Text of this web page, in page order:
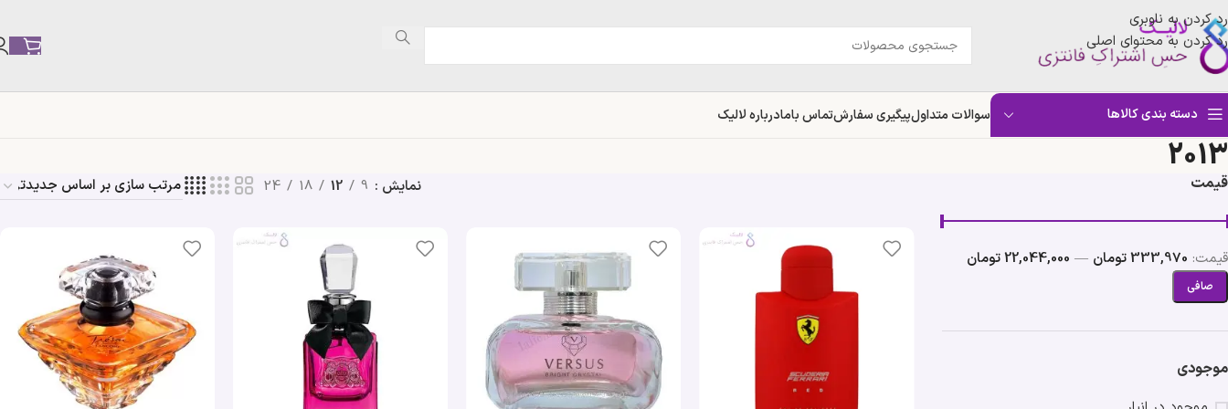
رد کردن به ناوبری
رد کردن به محتوای اصلی
دسته بندی کالاها سوالات متداولپیگیری سفارشتماس بامادرباره لالیک
2013
قیمت
صافی
قيمت: 333,970 تومان — 22,044,000 تومان
موجودی
نمایش 9
12
18
24